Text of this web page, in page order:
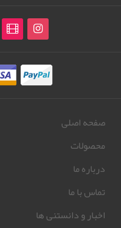
صفحه اصلی
محصولات
درباره ما
تماس با ما
اخبار و دانستنی ها